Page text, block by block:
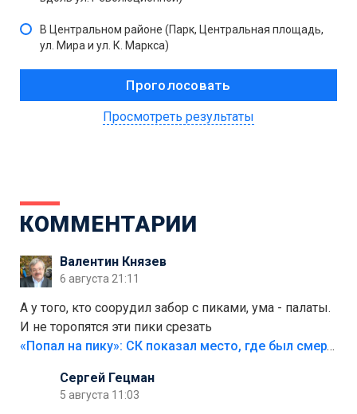
В Центральном районе (Парк, Центральная площадь,
ул. Мира и ул. К. Маркса)
Просмотреть результаты
КОММЕНТАРИИ
Валентин Князев
6 августа 21:11
А у того, кто соорудил забор с пиками, ума - палаты.
И не торопятся эти пики срезать
«Попал на пику»: СК показал место, где был смертельно травмирован ребенок в Тольятти
Сергей Гецман
5 августа 11:03